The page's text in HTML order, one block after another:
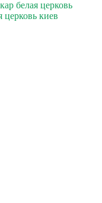
белая церковь
церковь киев